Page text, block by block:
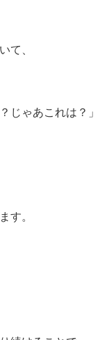
て、
じゃあこれは？」
す。